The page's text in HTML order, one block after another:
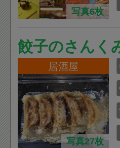
写真6枚
餃子のさんく
居酒屋
写真27枚